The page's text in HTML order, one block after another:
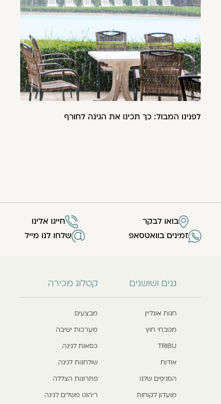
לפנינו המבול: כך תכינו את הגינה לחורף
גנים ושושנים
חנות אונליין
מטבחי חוץ
TRIBU
אודות
הסניפים שלנו
מועדון לקוחות
קטלוג מכירה
מבצעים
מערכות ישיבה
כסאות לגינה
שולחנות לגינה
פתרונות הצללה
ריהוט משלים לגינה
בואו לבקר
חייגו אלינו
זמינים בוואטסאפ
שלחו לנו מייל